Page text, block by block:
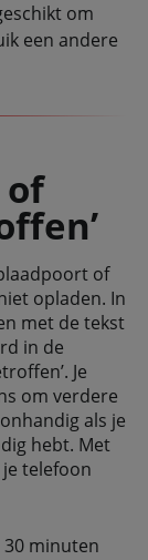
om
een andere
of
of
opladen. In
met de tekst
in de
Je
om verdere
als je
hebt. Met
telefoon
30 minuten